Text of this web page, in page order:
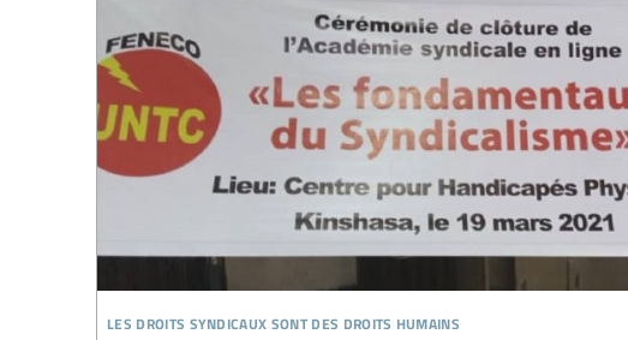
les droits syndicaux sont des droits humains